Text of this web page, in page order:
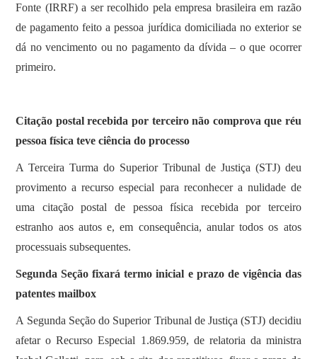
Fonte (IRRF) a ser recolhido pela empresa brasileira em razão
de pagamento feito a pessoa jurídica domiciliada no exterior se
dá no vencimento ou no pagamento da dívida – o que ocorrer
primeiro.
Citação postal recebida por terceiro não comprova que réu
pessoa física teve ciência do processo
​​A Terceira Turma do Superior Tribunal de Justiça (STJ) deu
provimento a recurso especial para reconhecer a nulidade de
uma citação postal de pessoa física recebida por terceiro
estranho aos autos e, em consequência, anular todos os atos
processuais subsequentes.
Segunda Seção fixará termo inicial e prazo de vigência das
patentes mailbox
​​A Segunda Seção do Superior Tribunal de Justiça (STJ) decidiu
afetar o Recurso Especial 1.869.959, de relatoria da ministra